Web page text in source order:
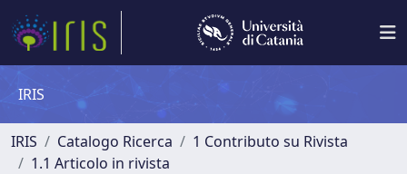
IRIS
IRIS Catalogo Ricerca
1 Contributo su Rivista
1.1 Articolo in rivista